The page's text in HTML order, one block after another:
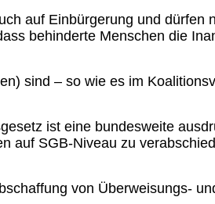
auf Einbürgerung und
behinderte Menschen die
sind – so wie es im
ist eine bundesweite
auf SGB-Niveau zu
von Überweisungs-